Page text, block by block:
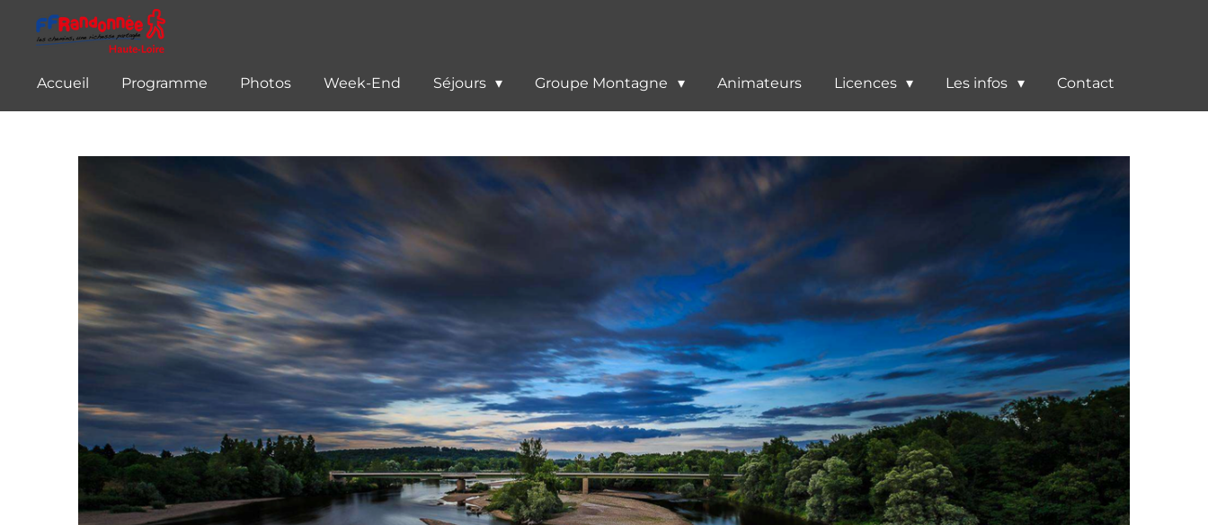
Passer
contenu
principal
Accueil Programme Photos Week-End Séjours Groupe Montagne Animateurs Licences Les infos Contact